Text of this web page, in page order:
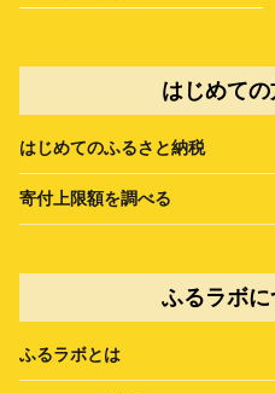
はじめて
はじめてのふるさと納税
寄付上限額を調べる
ふるラボ
ふるラボとは